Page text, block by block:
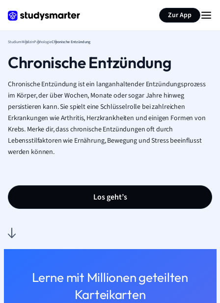
Zur App
StudiumMedizinPathologieChronische Entzündung
Chronische Entzündung
Chronische Entzündung ist ein langanhaltender Entzündungsprozess
im Körper, der über Wochen, Monate oder sogar Jahre hinweg
persistieren kann. Sie spielt eine Schlüsselrolle bei zahlreichen
Erkrankungen wie Arthritis, Herzkrankheiten und einigen Formen von
Krebs. Merke dir, dass chronische Entzündungen oft durch
Lebensstilfaktoren wie Ernährung, Bewegung und Stress beeinflusst
werden können.
Los geht’s
Lerne mit Millionen geteilten
Karteikarten